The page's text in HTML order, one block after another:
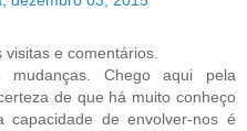
e comentários.
Chego aqui pela
de que há muito conheço
de envolver-nos é